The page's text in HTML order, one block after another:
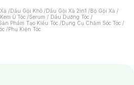
/Dầu Gội Khô /Dầu Gội Xả 2in1 /Bộ Gội Xả /
Ủ Tóc /Serum / Dầu Dưỡng Tóc /
Phẩm Tạo Kiểu Tóc /Dụng Cụ Chăm Sóc Tóc /
/Phụ Kiện Tóc